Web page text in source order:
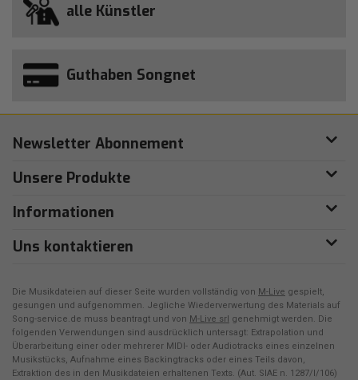
alle Künstler
Guthaben Songnet
Newsletter Abonnement
Unsere Produkte
Informationen
Uns kontaktieren
Die Musikdateien auf dieser Seite wurden vollständig von M-Live gespielt,
gesungen und aufgenommen. Jegliche Wiederverwertung des Materials auf
Song-service.de muss beantragt und von M-Live srl genehmigt werden. Die
folgenden Verwendungen sind ausdrücklich untersagt: Extrapolation und
Überarbeitung einer oder mehrerer MIDI- oder Audiotracks eines einzelnen
Musikstücks, Aufnahme eines Backingtracks oder eines Teils davon,
Extraktion des in den Musikdateien erhaltenen Texts. (Aut. SIAE n. 1287/I/106)